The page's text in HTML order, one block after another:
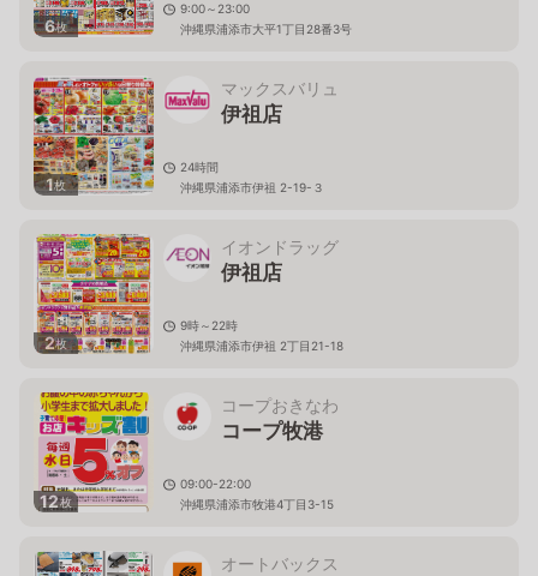
6枚
9:00～23:00
沖縄県浦添市大平1丁目28番3号
1枚
マックスバリュ
伊祖店
24時間
沖縄県浦添市伊祖 2-19-３
2枚
イオンドラッグ
伊祖店
9時～22時
沖縄県浦添市伊祖 2丁目21-18
12枚
コープおきなわ
コープ牧港
09:00-22:00
沖縄県浦添市牧港4丁目3-15
オートバックス